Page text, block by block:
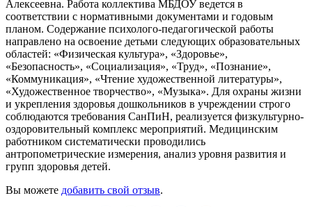
Алексеевна. Работа коллектива МБДОУ ведется в
соответствии с нормативными документами и годовым
планом. Содержание психолого-педагогической работы
направлено на освоение детьми следующих образовательных
областей: «Физическая культура», «Здоровье»,
«Безопасность», «Социализация», «Труд», «Познание»,
«Коммуникация», «Чтение художественной литературы»,
«Художественное творчество», «Музыка». Для охраны жизни
и укрепления здоровья дошкольников в учреждении строго
соблюдаются требования СанПиН, реализуется физкультурно-
оздоровительный комплекс мероприятий. Медицинским
работником систематически проводились
антропометрические измерения, анализ уровня развития и
групп здоровья детей.
Вы можете добавить свой отзыв.